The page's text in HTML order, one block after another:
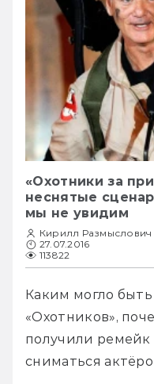
«Охотники за
неснятые
мы не увидим
Кирилл Размыслович
27.07.2016
113822
Каким могло
«Охотников»,
получили ремейк
сниматься